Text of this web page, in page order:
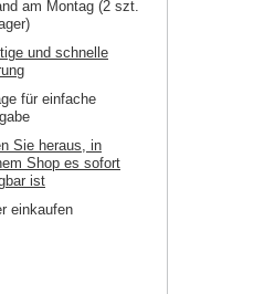
am Montag (2 szt.
und schnelle
für einfache
Sie heraus, in
Shop es sofort
ist
einkaufen